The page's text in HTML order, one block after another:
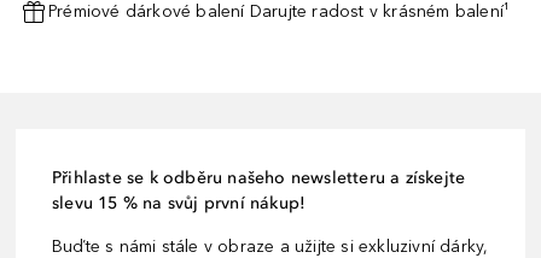
Prémiové dárkové balení Darujte radost v krásném balení¹
Přihlaste se k odběru našeho newsletteru a získejte
slevu 15 % na svůj první nákup!
Buďte s námi stále v obraze a užijte si exkluzivní dárky,